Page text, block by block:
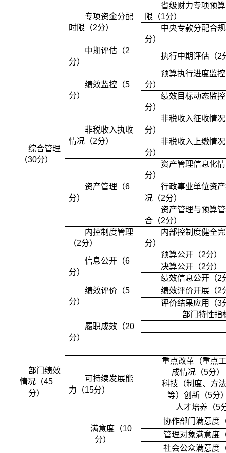
综合管理
（30分）
专项资金分配
时限（2分）
省级财力专项预
限（1分）
中央专款分配合
分）
中期评估（2
分）
执行中期评估（2
绩效监控（5
分）
预算执行进度监
分）
绩效目标动态监
分）
非税收入执收
情况（2分）
非税收入征收情
分）
非税收入上缴情
分）
资产管理（6
分）
资产管理信息化
分）
行政事业单位资
况（2分）
资产管理与预算
合（2分）
内控制度管理
（2分）
内部控制度健全
分）
信息公开（6
分）
预算公开（2分）
决算公开（2分）
绩效信息公开（2
绩效评价（5
分）
绩效评价开展（2
评价结果应用（3
部门绩效
情况（45
分）
履职成效（20
分）
部门特性指
可持续发展能
力（15分）
重点改革（重点
成情况（5分）
科技（制度、方
等）创新（5分
人才培养（5
满意度（10
分）
协作部门满意度
管理对象满意度
社会公众满意度